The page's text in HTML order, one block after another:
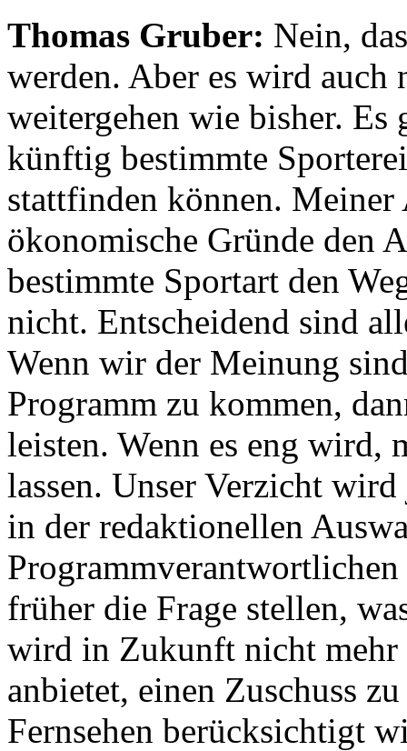
Thomas Gruber: Nein,
werden. Aber es wird auch
weitergehen wie bisher.
künftig bestimmte
stattfinden können.
ökonomische Gründe den
bestimmte Sportart den
nicht. Entscheidend sind
Wenn wir der Meinung
Programm zu kommen,
leisten. Wenn es eng wird,
lassen. Unser Verzicht
in der redaktionellen
früher die Frage stellen,
wird in Zukunft nicht mehr
anbietet, einen Zuschuss
Fernsehen berücksichtigt